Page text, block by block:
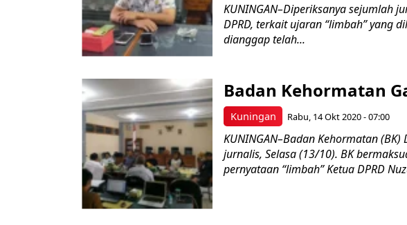
KUNINGAN–Diperiksanya sejumlah
DPRD, terkait ujaran “limbah” yang
dianggap telah...
Kuningan
Badan Kehormatan
Rabu, 14 Okt 2020 - 07:00
KUNINGAN–Badan Kehormatan
jurnalis, Selasa (13/10). BK
pernyataan “limbah” Ketua DPRD